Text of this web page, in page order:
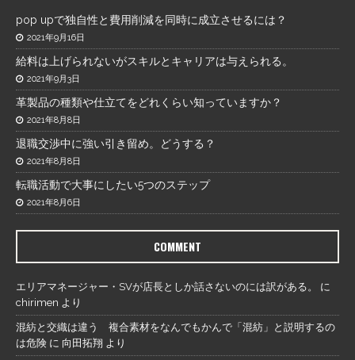
pop upで独自性と費用削減を同時に成立させるには？
2021年9月16日
給料は上げられないがスキルとキャリアは与えられる。
2021年9月3日
革製品の種類や仕立てをどれくらい知っていますか？
2021年8月8日
退職交渉中に強い引き留め。どうする？
2021年8月8日
転職活動で大事にしたい5つのステップ
2021年8月6日
COMMENT
エリアマネージャー・SVが店長としか話さないのには訳がある。
に
chirimen より
混紡と交織は違う 複合素材をなんでもかんで「混紡」と説明するの
は危険 に 向田拓翔 より